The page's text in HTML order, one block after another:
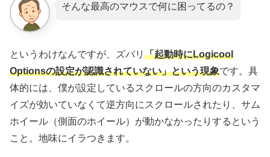
そんな最高のマウスで何に困ってるの？
というわけなんですが、ズバリ 「起動時にLogicool
Optionsの設定が認識されていない」という現象です。具
体的には、僕が設定しているスクロールの方向のカスタマ
イズが効いていなくて逆方向にスクロールされたり、サム
ホイール（側面のホイール）が動かなかったりするという
こと。地味にイラつきます。